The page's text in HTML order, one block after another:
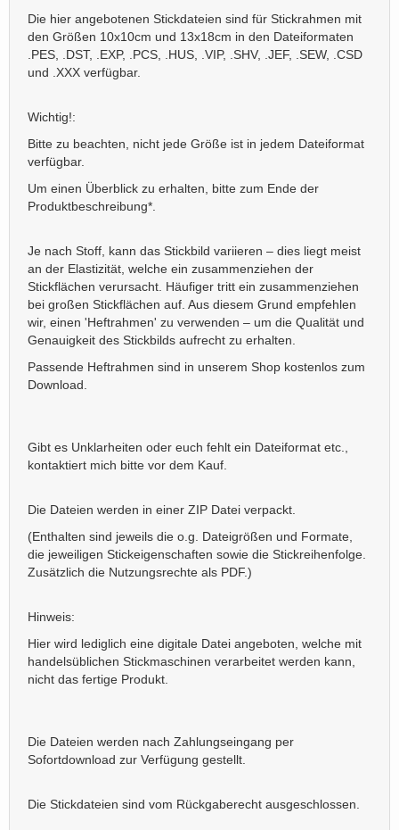
Die hier angebotenen Stickdateien sind für Stickrahmen mit
den Größen 10x10cm und 13x18cm in den Dateiformaten
.PES, .DST, .EXP, .PCS, .HUS, .VIP, .SHV, .JEF, .SEW, .CSD
und .XXX verfügbar.
Wichtig!:
Bitte zu beachten, nicht jede Größe ist in jedem Dateiformat
verfügbar.
Um einen Überblick zu erhalten, bitte zum Ende der
Produktbeschreibung*.
Je nach Stoff, kann das Stickbild variieren – dies liegt meist
an der Elastizität, welche ein zusammenziehen der
Stickflächen verursacht. Häufiger tritt ein zusammenziehen
bei großen Stickflächen auf. Aus diesem Grund empfehlen
wir, einen 'Heftrahmen' zu verwenden – um die Qualität und
Genauigkeit des Stickbilds aufrecht zu erhalten.
Passende Heftrahmen sind in unserem Shop kostenlos zum
Download.
Gibt es Unklarheiten oder euch fehlt ein Dateiformat etc.,
kontaktiert mich bitte vor dem Kauf.
Die Dateien werden in einer ZIP Datei verpackt.
(Enthalten sind jeweils die o.g. Dateigrößen und Formate,
die jeweiligen Stickeigenschaften sowie die Stickreihenfolge.
Zusätzlich die Nutzungsrechte als PDF.)
Hinweis:
Hier wird lediglich eine digitale Datei angeboten, welche mit
handelsüblichen Stickmaschinen verarbeitet werden kann,
nicht das fertige Produkt.
Die Dateien werden nach Zahlungseingang per
Sofortdownload zur Verfügung gestellt.
Die Stickdateien sind vom Rückgaberecht ausgeschlossen.